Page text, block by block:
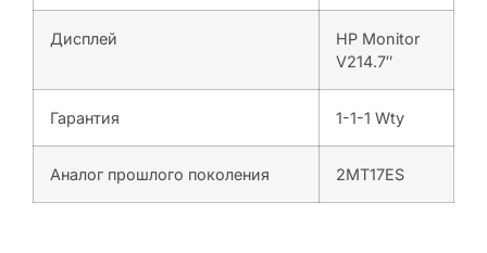
Дисплей
HP Monitor
V214.7″
Гарантия 1-1-1 Wty
Аналог прошлого поколения 2MT17ES